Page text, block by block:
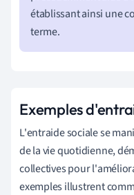
établissant ainsi une
terme.
Exemples
L'entraide sociale se
de la vie quotidienne,
collectives pour
exemples illustrent